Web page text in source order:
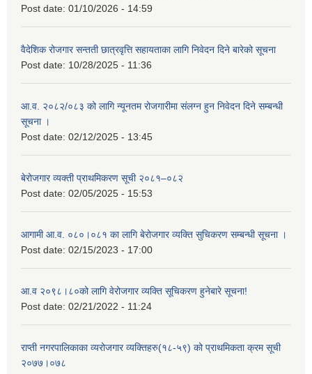
Post date: 01/10/2026 - 14:59
वैदेशिक रोजगार सन्तती छात्रवृत्ति सहायताका लागि निवेदन दिने बारेको सूचना
Post date: 10/28/2025 - 11:36
आ.व. २०८२/०८३ को लागि न्यूनतम रोजगारीमा संलग्न हुन निवेदन दिने सम्बन्धी
सूचना ।
Post date: 02/12/2025 - 13:45
बेरोजगार व्यक्ती प्राथमिकरण सूची २०८१–०८२
Post date: 02/05/2025 - 15:53
आगामी आ.व. ०८०।०८१ का लागि बेरोजगार व्यक्ति सुचिकरण सम्बन्धी सूचना ।
Post date: 02/15/2023 - 17:00
आ.व २०९८।८०को लागि वेरोजगार व्यक्ति सूचिकरण हुनेबारे सूचना!
Post date: 02/21/2022 - 11:24
राप्ती नगरपालिकाका व्यरोजगार व्यक्तिहरु(१८-५९) को प्राथमिकता क्रम सूची
२०७७।०७८